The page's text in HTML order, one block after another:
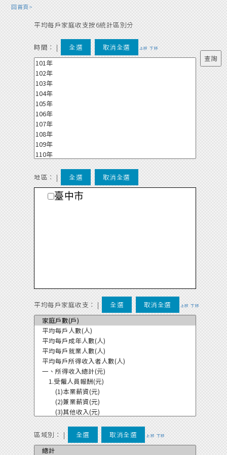
回首頁>
平均每戶家庭收支按6統計區別分
時間： | 全選 取消全選 上移 下移
地區： | 全選 取消全選
臺中市
平均每戶家庭收支： | 全選 取消全選 上移 下移
區域別： | 全選 取消全選 上移 下移